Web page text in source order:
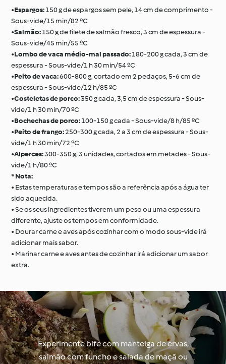
•Espargos:150 g de espargos sem pele, 14 cm de comprimento -
Sous-vide/15 min/82 ºC
•Salmão:150 g de filete de salmão fresco, 3 cm de espessura -
Sous-vide/45 min/55 ºC
•Lombo de vaca médio-mal passado:180-200 g cada, 3 cm de
espessura - Sous-vide/1 h 30 min/54 ºC
•Peito de vaca:600-800 g, cortado em 2 pedaços, 5-6 cm de
espessura - Sous-vide/12 h/85 ºC
•Costeletas de porco:350 g cada, 3,5 cm de espessura - Sous-
vide/1 h 30 min/70 ºC
•Bochechas de porco:100-150 g cada - Sous-vide/8 h/85 ºC
•Peito de frango:250-300 g cada, 2 a 3 cm de espessura - Sous-
vide/1 h 30 min/72 ºC
•Alperces:300-350 g, 3 unidades, cortados em metades - Sous-
vide/1 h/80 ºC
* Nota:
• Estas temperaturas e tempos são a referência após a água ter
sido aquecida.
• Se os seus ingredientes tiverem um peso ou uma espessura
diferente, ajuste os tempos em conformidade.
• Dourar carne e aves após cozinhar com o modo sous-vide irá
adicionar mais sabor.
• Marinar carne e aves antes de cozinhar irá adicionar um sabor
extra.
Experimente bife com manteiga de ervas,
salmão com funcho e salada de maçã ou